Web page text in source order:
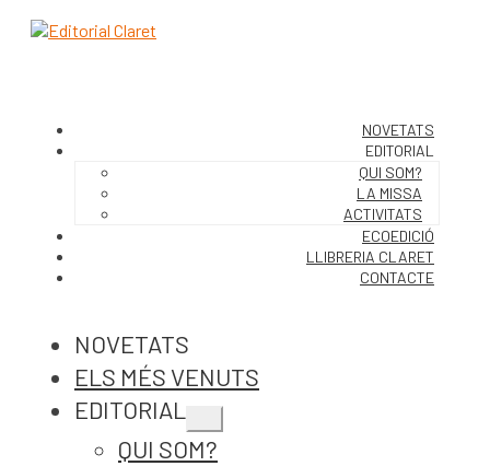
NOVETATS
EDITORIAL
QUI SOM?
LA MISSA
ACTIVITATS
ECOEDICIÓ
LLIBRERIA CLARET
CONTACTE
NOVETATS
ELS MÉS VENUTS
EDITORIAL
Expandeix
QUI SOM?